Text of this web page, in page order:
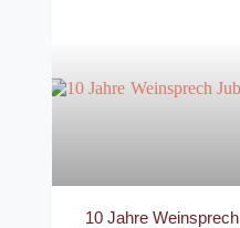
10 Jahre Weinsprech